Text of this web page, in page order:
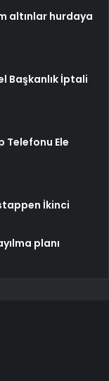
altınlar hurdaya
Başkanlık İptali
Telefonu Ele
İkinci
planı